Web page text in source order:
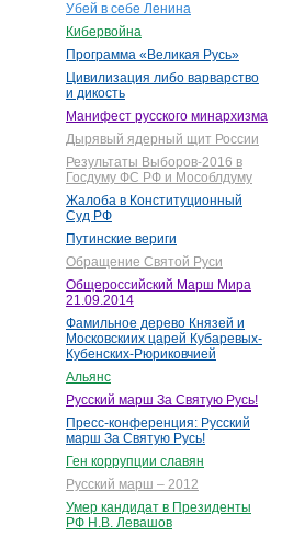
Убей в себе Ленина
Кибервойна
Программа «Великая Русь»
Цивилизация либо варварство
и дикость
Манифест русского минархизма
Дырявый ядерный щит России
Результаты Выборов-2016 в
Госдуму ФС РФ и Мособлдуму
Жалоба в Конституционный
Суд РФ
Путинские вериги
Обращение Святой Руси
Общероссийский Марш Мира
21.09.2014
Фамильное дерево Князей и
Московскиих царей Кубаревых-
Кубенских-Рюриковчией
Альянс
Русский марш За Святую Русь!
Пресс-конференция: Русский
марш За Святую Русь!
Ген коррупции славян
Русский марш – 2012
Умер кандидат в Президенты
РФ Н.В. Левашов